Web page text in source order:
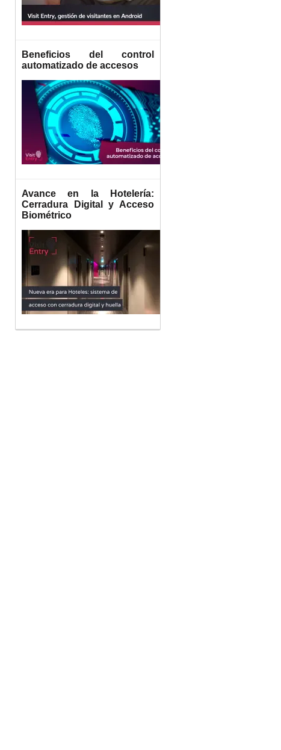
Beneficios del control
automatizado de accesos
Avance en la Hotelería:
Cerradura Digital y Acceso
Biométrico